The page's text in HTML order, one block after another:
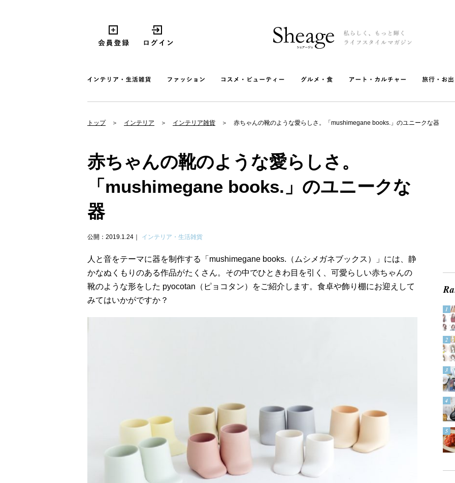
トップ インテリア インテリア雑貨 赤ちゃんの靴のような愛らしさ。「mushimegane books.」のユニークな器
赤ちゃんの靴のような愛らしさ。
「mushimegane books.」のユニークな
器
公開：2019.1.24 インテリア・生活雑貨
人と音をテーマに器を制作する「mushimegane books.（ムシメガネブックス）」には、静
かなぬくもりのある作品がたくさん。その中でひときわ目を引く、可愛らしい赤ちゃんの
靴のような形をした pyocotan（ピョコタン）をご紹介します。食卓や飾り棚にお迎えして
みてはいかがですか？